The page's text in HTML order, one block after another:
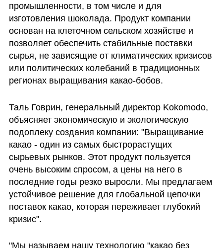
промышленности, в том числе и для
изготовления шоколада. Продукт компании
основан на клеточном сельском хозяйстве и
позволяет обеспечить стабильные поставки
сырья, не зависящие от климатических кризисов
или политических колебаний в традиционных
регионах выращивания какао-бобов.
Таль Говрин, генеральный директор Kokomodo,
объясняет экономическую и экологическую
подоплеку создания компании: "Выращивание
какао - один из самых быстрорастущих
сырьевых рынков. Этот продукт пользуется
очень высоким спросом, а цены на него в
последние годы резко выросли. Мы предлагаем
устойчивое решение для глобальной цепочки
поставок какао, которая переживает глубокий
кризис".
"Мы называем нашу технологию "какао без